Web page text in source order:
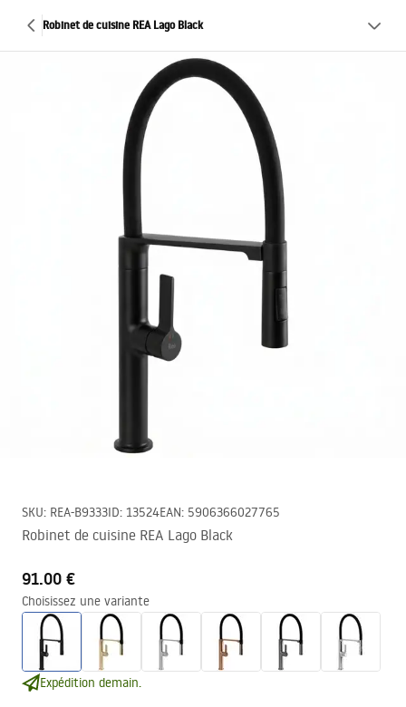
Robinet de cuisine REA Lago Black
SKU: REA-B9333ID: 13524EAN: 5906366027765
Robinet de cuisine REA Lago Black
91.00 €
Choisissez une variante
Expédition demain.